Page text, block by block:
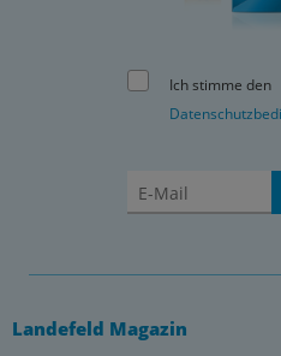
Ich stimme den
Landefeld Magazin